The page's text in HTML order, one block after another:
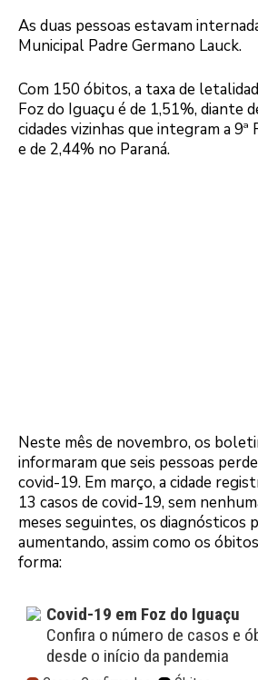
As duas pessoas estavam
Municipal Padre Germano Lauck.
Com 150 óbitos, a taxa de
Foz do Iguaçu é de 1,51%, diante
cidades vizinhas que integram a 9ª
e de 2,44% no Paraná.
Neste mês de novembro, os
informaram que seis pessoas
covid-19. Em março, a cidade
13 casos de covid-19, sem
meses seguintes, os diagnósticos
aumentando, assim como os
forma: